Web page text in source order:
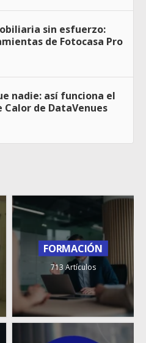
sin esfuerzo:
de Fotocasa Pro
nadie: así funciona el
Calor de DataVenues
FORMACIÓN
713 Artículos